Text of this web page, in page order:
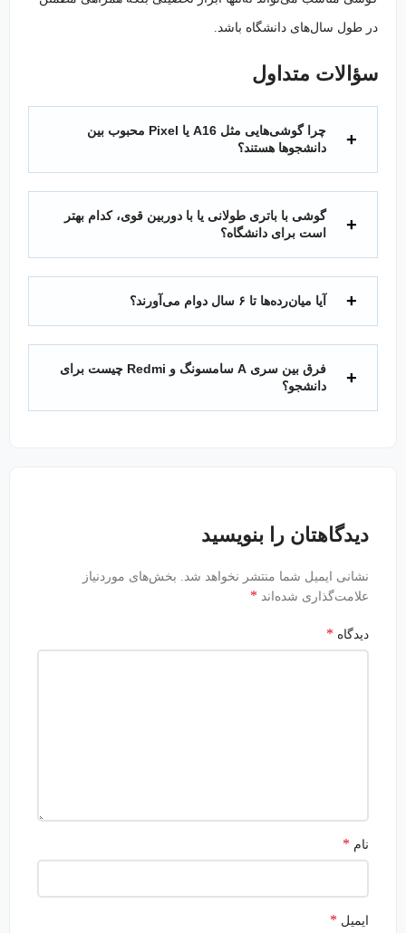
در طول سال‌های دانشگاه باشد.
سؤالات متداول
چرا گوشی‌هایی مثل A16 یا Pixel محبوب بین
دانشجوها هستند؟
گوشی با باتری طولانی یا با دوربین قوی، کدام بهتر
است برای دانشگاه؟
آیا میان‌رده‌ها تا ۶ سال دوام می‌آورند؟
فرق بین سری A سامسونگ و Redmi چیست برای
دانشجو؟
دیدگاهتان را بنویسید
نشانی ایمیل شما منتشر نخواهد شد. بخش‌های موردنیاز
علامت‌گذاری شده‌اند*
دیدگاه*
ایمیل*